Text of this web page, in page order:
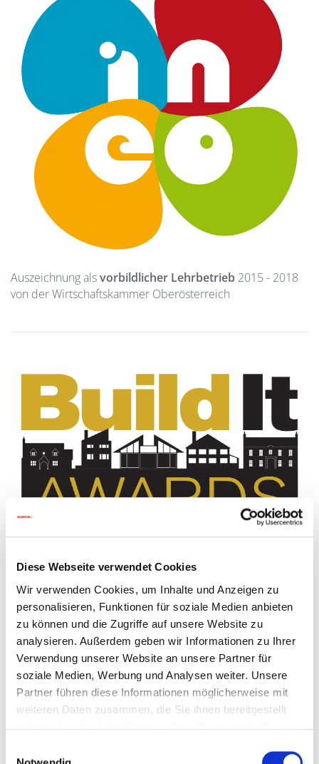
Diese Webseite verwendet Cookies
Wir verwenden Cookies, um Inhalte und Anzeigen zu
personalisieren, Funktionen für soziale Medien anbieten
zu können und die Zugriffe auf unsere Website zu
analysieren. Außerdem geben wir Informationen zu Ihrer
Verwendung unserer Website an unsere Partner für
soziale Medien, Werbung und Analysen weiter. Unsere
Partner führen diese Informationen möglicherweise mit
weiteren Daten zusammen, die Sie ihnen bereitgestellt
Auszeichnung alsvorbildlicher Lehrbetrieb 2015 - 2018
von der Wirtschaftskammer Oberösterreich
Build It Award (UK) 2015 - Best Heating Product